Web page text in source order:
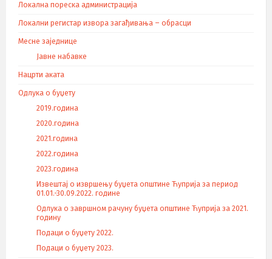
Локална пореска администрација
Локални регистар извора загађивања – обрасци
Месне заједнице
Јавне набавке
Нацрти аката
Одлука о буџету
2019.година
2020.година
2021.година
2022.година
2023.година
Извештај о извршењу буџета општине Ћуприја за период
01.01.-30.09.2022. године
Одлука о завршном рачуну буџета општине Ћуприја за 2021.
годину
Подаци о буџету 2022.
Подаци о буџету 2023.